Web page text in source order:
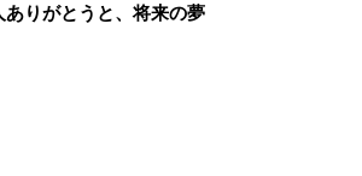
ありがとうと、将来の夢